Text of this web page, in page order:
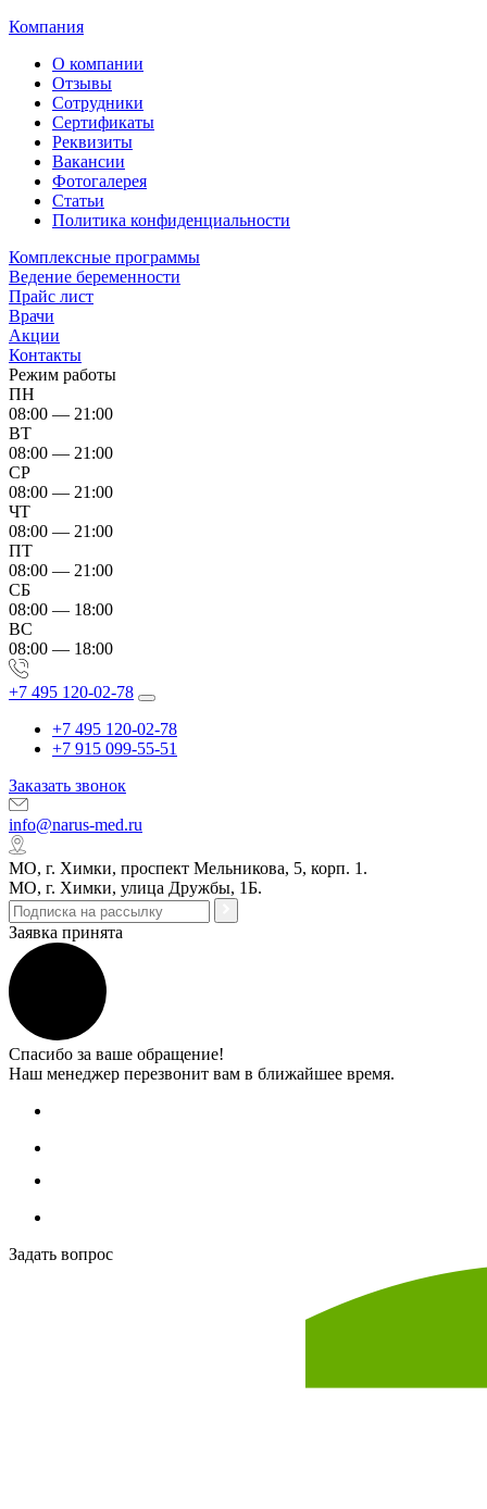
Компания
О компании
Отзывы
Сотрудники
Сертификаты
Реквизиты
Вакансии
Фотогалерея
Статьи
Политика конфиденциальности
Комплексные программы
Ведение беременности
Прайс лист
Врачи
Акции
Контакты
Режим работы
ПН
08:00 — 21:00
ВТ
08:00 — 21:00
СР
08:00 — 21:00
ЧТ
08:00 — 21:00
ПТ
08:00 — 21:00
СБ
08:00 — 18:00
ВС
08:00 — 18:00
+7 495 120-02-78
+7 495 120-02-78
+7 915 099-55-51
Заказать звонок
info@narus-med.ru
МО, г. Химки, проспект Мельникова, 5, корп. 1.
МО, г. Химки, улица Дружбы, 1Б.
Заявка принята
Спасибо за ваше обращение!
Наш менеджер перезвонит вам в ближайшее время.
Задать вопрос